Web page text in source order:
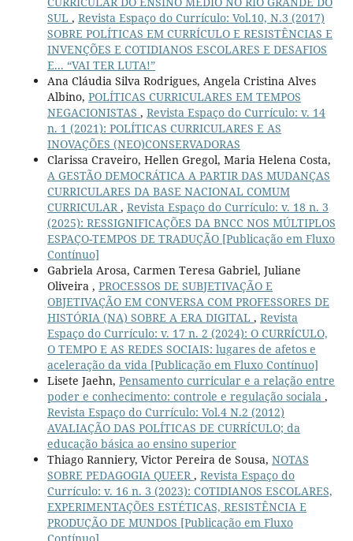
SUL , Revista Espaço do Currículo: Vol.10, N.3 (2017)
SOBRE POLÍTICAS EM CURRÍCULO E RESISTÊNCIAS E
INVENÇÕES E COTIDIANOS ESCOLARES E DESAFIOS
E... “VAI TER LUTA!”
Ana Cláudia Silva Rodrigues, Angela Cristina Alves
Albino, POLÍTICAS CURRICULARES EM TEMPOS
NEGACIONISTAS , Revista Espaço do Currículo: v. 14
n. 1 (2021): POLÍTICAS CURRICULARES E AS
INOVAÇÕES (NEO)CONSERVADORAS
Clarissa Craveiro, Hellen Gregol, Maria Helena Costa,
A GESTÃO DEMOCRÁTICA A PARTIR DAS MUDANÇAS
CURRICULARES DA BASE NACIONAL COMUM
CURRICULAR , Revista Espaço do Currículo: v. 18 n. 3
(2025): RESSIGNIFICAÇÕES DA BNCC NOS MÚLTIPLOS
ESPAÇO-TEMPOS DE TRADUÇÃO [Publicação em Fluxo
Contínuo]
Gabriela Arosa, Carmen Teresa Gabriel, Juliane
Oliveira , PROCESSOS DE SUBJETIVAÇÃO E
OBJETIVAÇÃO EM CONVERSA COM PROFESSORES DE
HISTÓRIA (NA) SOBRE A ERA DIGITAL , Revista
Espaço do Currículo: v. 17 n. 2 (2024): O CURRÍCULO,
O TEMPO E AS REDES SOCIAIS: lugares de afetos e
aceleração da vida [Publicação em Fluxo Contínuo]
Lisete Jaehn, Pensamento curricular e a relação entre
poder e conhecimento: controle e regulação sociala ,
Revista Espaço do Currículo: Vol.4 N.2 (2012)
AVALIAÇÃO DAS POLÍTICAS DE CURRÍCULO; da
educação básica ao ensino superior
Thiago Ranniery, Victor Pereira de Sousa, NOTAS
SOBRE PEDAGOGIA QUEER , Revista Espaço do
Currículo: v. 16 n. 3 (2023): COTIDIANOS ESCOLARES,
EXPERIMENTAÇÕES ESTÉTICAS, RESISTÊNCIA E
PRODUÇÃO DE MUNDOS [Publicação em Fluxo